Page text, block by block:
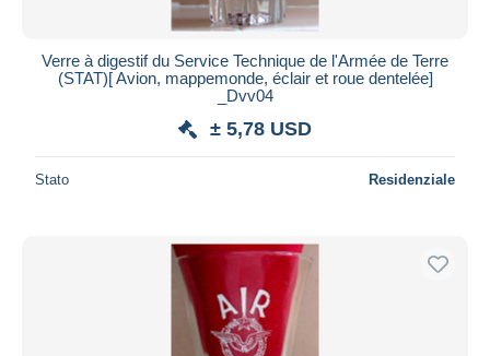
Verre à digestif du Service Technique de l'Armée de Terre
(STAT)[ Avion, mappemonde, éclair et roue dentelée]
_Dvv04
± 5,78 USD
Stato Residenziale